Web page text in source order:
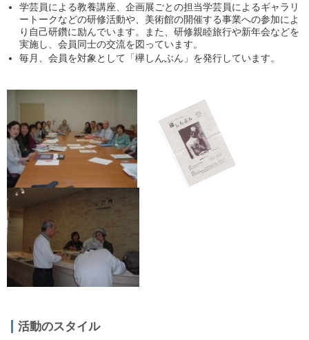
学芸員による教養講座、企画展ごとの担当学芸員によるギャラリ
ートークなどの研修活動や、美術館の開催する事業への参加によ
り自己研鑽に励んでいます。また、研修親睦旅行や新年会などを
実施し、会員同士の交流を図っています。
毎月、会員を対象として「欅しんぶん」を発行しています。
活動のスタイル